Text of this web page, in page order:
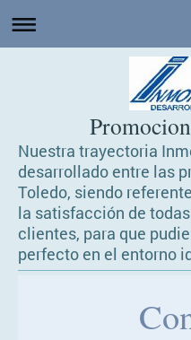
Nuestra trayectoria
desarrollado entre las
Toledo, siendo
la satisfacción de
clientes, para que
perfecto en el entorno